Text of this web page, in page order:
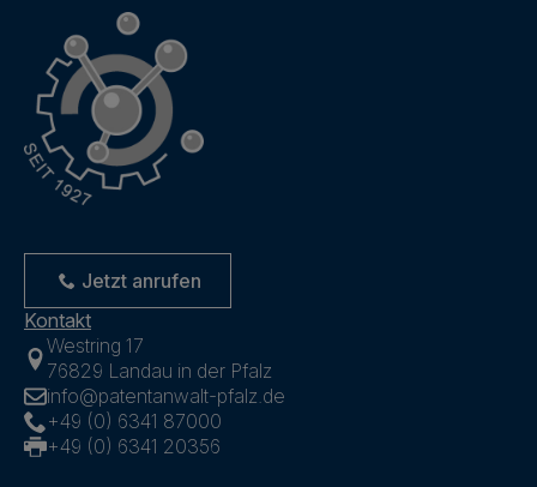
Jetzt anrufen
Kontakt
Westring 17
76829 Landau in der Pfalz
info@patentanwalt-pfalz.de
+49 (0) 6341 87000
+49 (0) 6341 20356